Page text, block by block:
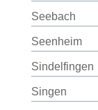
Seebach
Seenheim
Sindelfingen
Singen